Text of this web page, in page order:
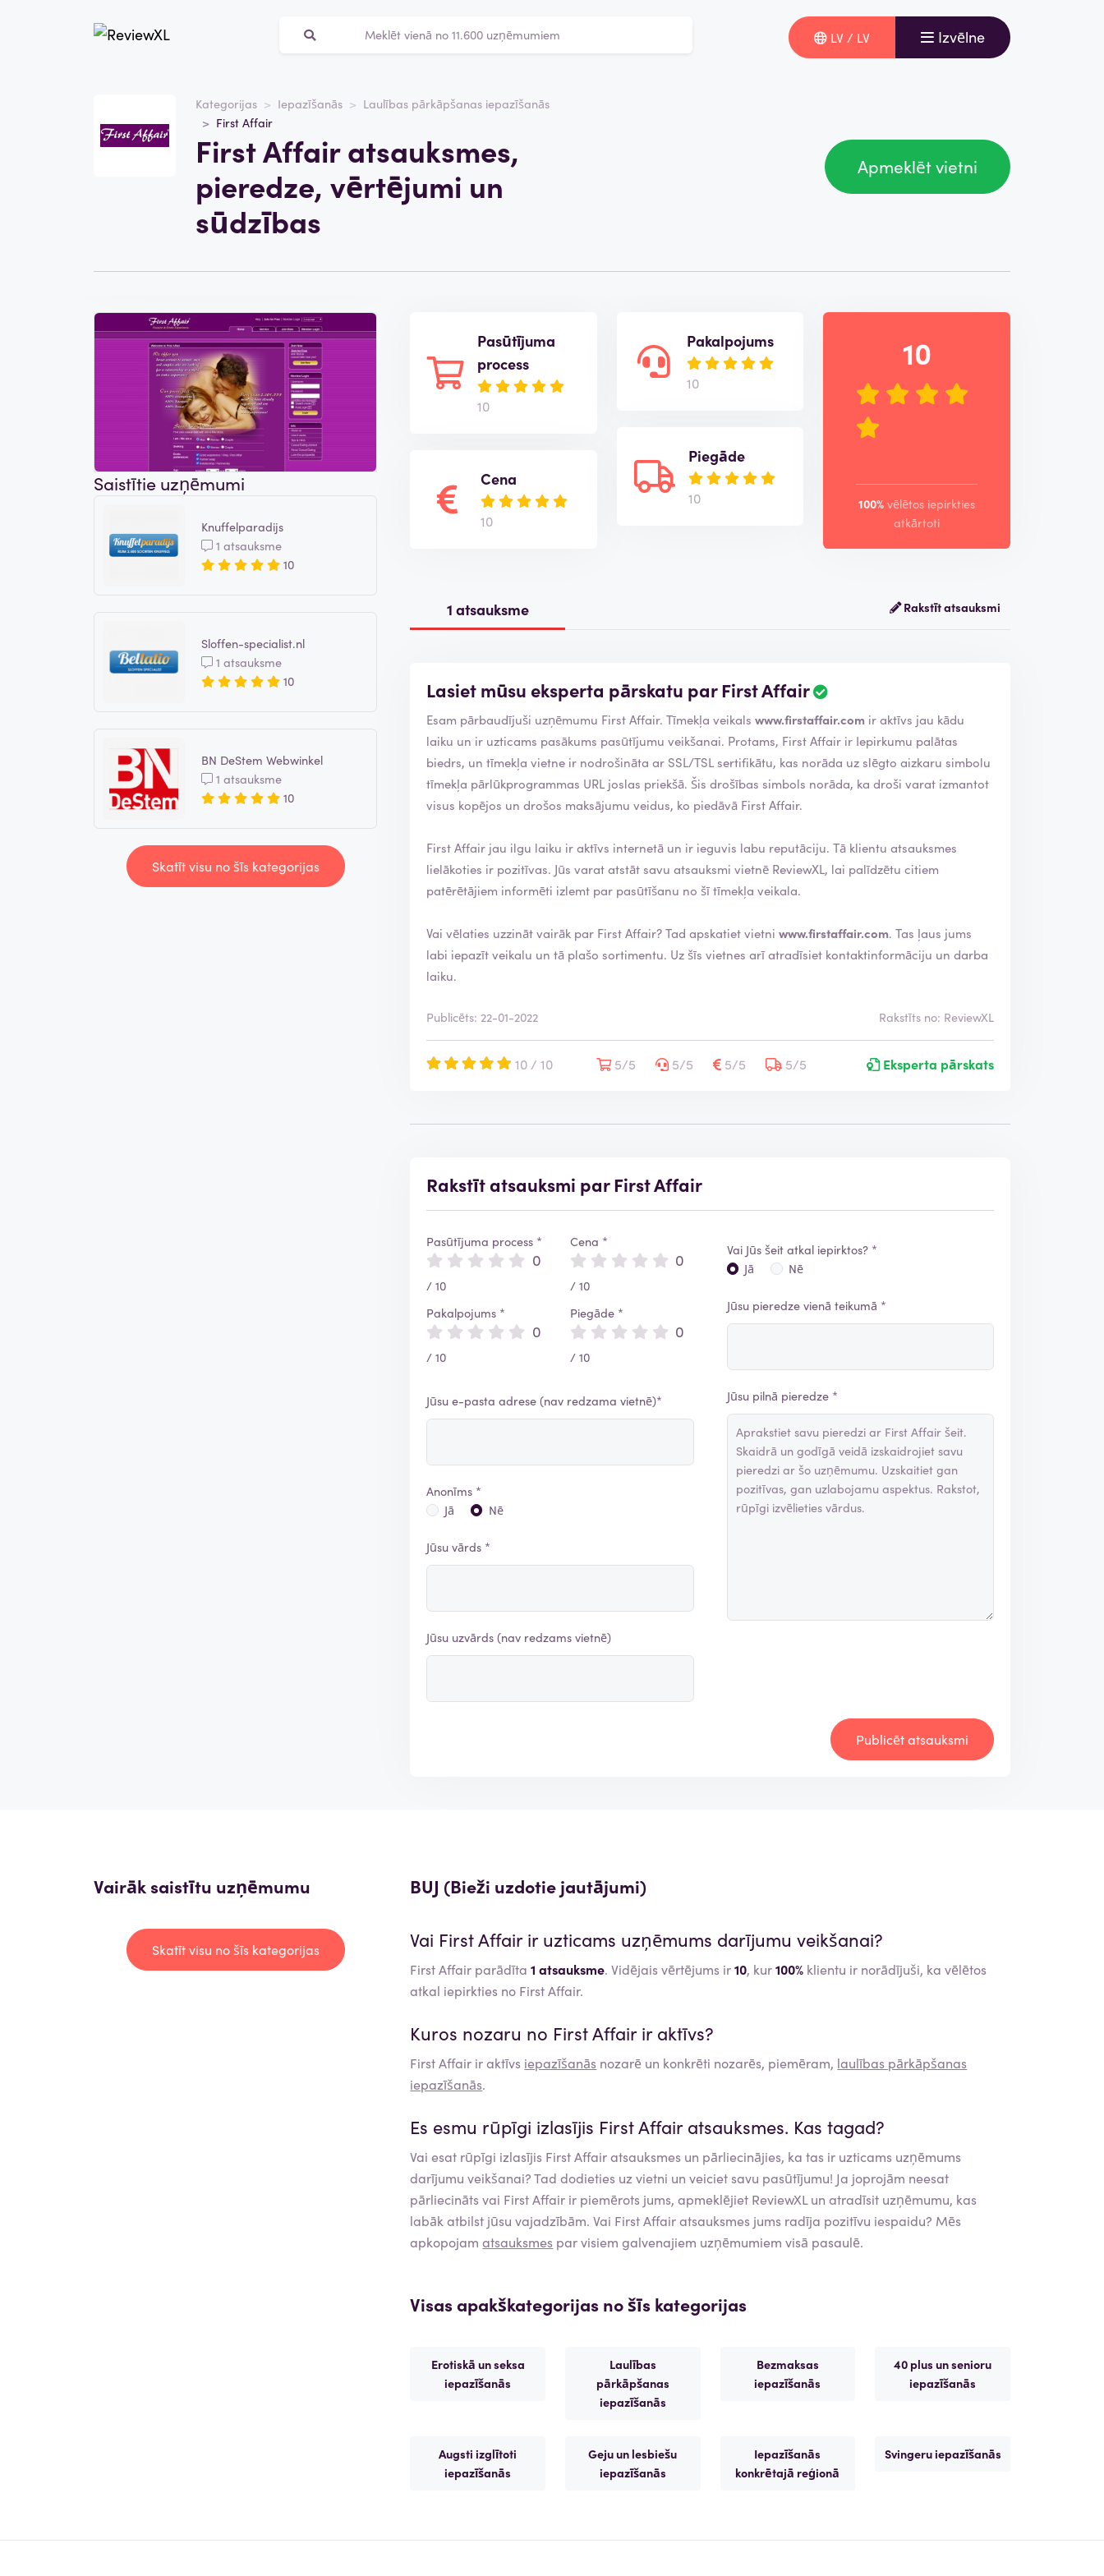
LV / LV Izvēlne
Kategorijas Iepazīšanās
Laulības pārkāpšanas iepazīšanās
First Affair
First Affair atsauksmes,
pieredze, vērtējumi un
sūdzības
Apmeklēt vietni
firstaffair.com
Kategorija
Iepazīšanās
Saistītie uzņēmumi
Knuffelparadijs
1 atsauksme
10
Sloffen-specialist.nl
1 atsauksme
10
BN DeStem Webwinkel
1 atsauksme
10
Skatīt visu no šīs kategorijas
Pasūtījuma
process
10
Cena
10
Pakalpojums
10
Piegāde
10
10
100% vēlētos iepirkties
atkārtoti
1 atsauksme Rakstīt atsauksmi
Lasiet mūsu eksperta pārskatu par First Affair
P
r
s
k
a
t
r
p
ā
a
u
d
Esam pārbaudījuši uzņēmumu First Affair. Tīmekļa veikalswww.firstaffair.com ir aktīvs jau kādu
laiku un ir uzticams pasākums pasūtījumu veikšanai. Protams, First Affair ir Iepirkumu palātas
biedrs, un tīmekļa vietne ir nodrošināta ar SSL/TSL sertifikātu, kas norāda uz slēgto aizkaru simbolu
tīmekļa pārlūkprogrammas URL joslas priekšā. Šis drošības simbols norāda, ka droši varat izmantot
visus kopējos un drošos maksājumu veidus, ko piedāvā First Affair.
First Affair jau ilgu laiku ir aktīvs internetā un ir ieguvis labu reputāciju. Tā klientu atsauksmes
lielākoties ir pozitīvas. Jūs varat atstāt savu atsauksmi vietnē ReviewXL, lai palīdzētu citiem
patērētājiem informēti izlemt par pasūtīšanu no šī tīmekļa veikala.
Vai vēlaties uzzināt vairāk par First Affair? Tad apskatiet vietniwww.firstaffair.com. Tas ļaus jums
labi iepazīt veikalu un tā plašo sortimentu. Uz šīs vietnes arī atradīsiet kontaktinformāciju un darba
laiku.
Publicēts: 22-01-2022 Rakstīts no: ReviewXL
10 / 10 5/5 5/5 5/5 5/5 Eksperta pārskats
Rakstīt atsauksmi par First Affair
Pasūtījuma process *
0
/ 10
Pakalpojums *
0
/ 10
Cena *
0
/ 10
Piegāde *
0
/ 10
Jūsu e-pasta adrese (nav redzama vietnē)*
Anonīms *
Jā
Nē
Jūsu vārds *
Jūsu uzvārds (nav redzams vietnē)
Vai Jūs šeit atkal iepirktos? *
Jā
Nē
Jūsu pieredze vienā teikumā *
Jūsu pilnā pieredze *
Publicēt atsauksmi
Vairāk saistītu uzņēmumu
Skatīt visu no šīs kategorijas
BUJ (Bieži uzdotie jautājumi)
Vai First Affairir uzticams uzņēmums darījumu veikšanai?
First Affair parādīta1 atsauksme. Vidējais vērtējums ir10, kur100% klientu ir norādījuši, ka vēlētos
atkal iepirkties no First Affair.
Kuros nozaru no First Affairir aktīvs?
First Affair ir aktīvs iepazīšanās nozarē un konkrēti nozarēs, piemēram, laulības pārkāpšanas
iepazīšanās.
Es esmu rūpīgi izlasījis First Affairatsauksmes. Kas tagad?
Vai esat rūpīgi izlasījis First Affairatsauksmes un pārliecinājies, ka tas ir uzticams uzņēmums
darījumu veikšanai? Tad dodieties uz vietni un veiciet savu pasūtījumu! Ja joprojām neesat
pārliecināts vai First Affair ir piemērots jums, apmeklējiet ReviewXL un atradīsit uzņēmumu, kas
labāk atbilst jūsu vajadzībām. Vai First Affairatsauksmes jums radīja pozitīvu iespaidu? Mēs
apkopojamatsauksmes par visiem galvenajiem uzņēmumiem visā pasaulē.
Visas apakškategorijas no šīs kategorijas
Erotiskā un seksa
iepazīšanās
Laulības
pārkāpšanas
iepazīšanās
Bezmaksas
iepazīšanās
40 plus un senioru
iepazīšanās
Augsti izglītoti
iepazīšanās
Geju un lesbiešu
iepazīšanās
Iepazīšanās
konkrētajā reģionā
Svingeru iepazīšanās